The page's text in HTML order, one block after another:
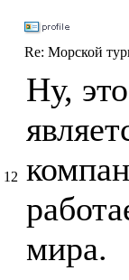
Re: Морской
12
Ну,
мира.